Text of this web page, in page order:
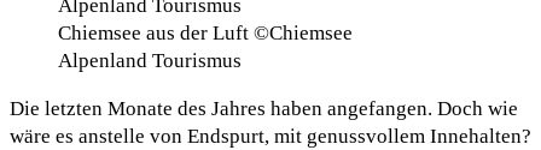
Chiemsee aus der Luft ©Chiemsee
Alpenland Tourismus
Die letzten Monate des Jahres haben angefangen. Doch wie
wäre es anstelle von Endspurt, mit genussvollem Innehalten?